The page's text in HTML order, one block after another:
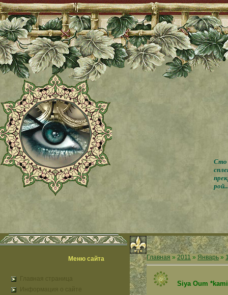
Сто
Меню сайта
Главная страница
Информация о сайте
Главная » 2011 » Январь »
Siya Oum